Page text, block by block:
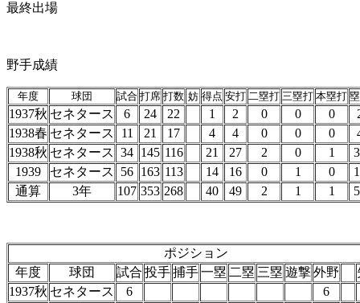
最終出場
野手成績
年度 球団 試合 打席 打数 妨 得点 安打 二塁打 三塁打 本塁打
1937秋 セネタース 6 24 22 1 2 0 0 0
1938春 セネタース 11 21 17 4 4 0 0 0
1938秋 セネタース 34 145 116 21 27 2 0 1
1939
セネタース 56 163 113 14 16 0 1 0
通算
3年 107 353 268 40 49 2 1 1
ポジション
年度
球団 試合 投手捕手一塁 二塁 三塁 遊撃外野
1937秋 セネタース 6
6